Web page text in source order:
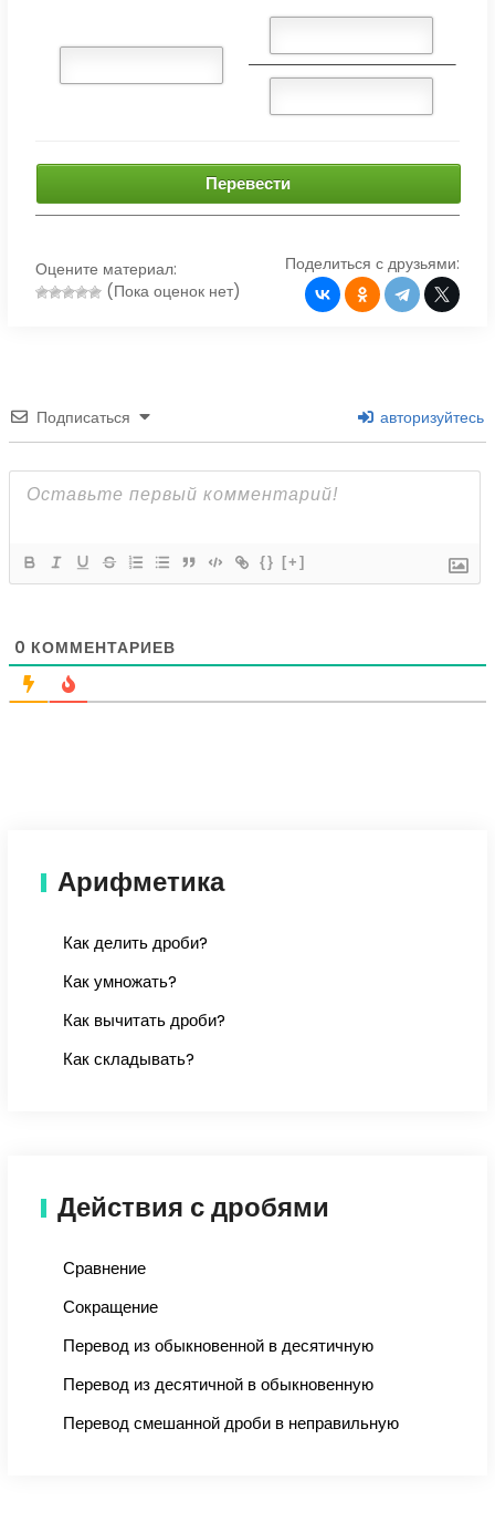
Перевести
Оцените материал:
(Пока оценок нет)
Поделиться с друзьями:
Подписаться авторизуйтесь
{} [+]
0 КОММЕНТАРИЕВ
Арифметика
Как делить дроби?
Как умножать?
Как вычитать дроби?
Как складывать?
Действия с дробями
Сравнение
Сокращение
Перевод из обыкновенной в десятичную
Перевод из десятичной в обыкновенную
Перевод смешанной дроби в неправильную